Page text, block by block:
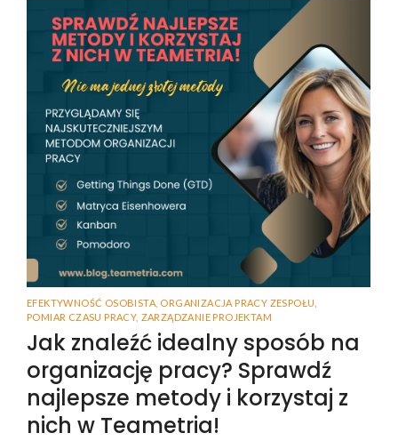
EFEKTYWNOŚĆ OSOBISTA ORGANIZACJA PRACY ZESPOŁU
POMIAR CZASU PRACY, ZARZĄDZANIE PROJEKTAM
Jak znaleźć idealny sposób na
organizację pracy? Sprawdź
najlepsze metody i korzystaj z
nich w Teametria!